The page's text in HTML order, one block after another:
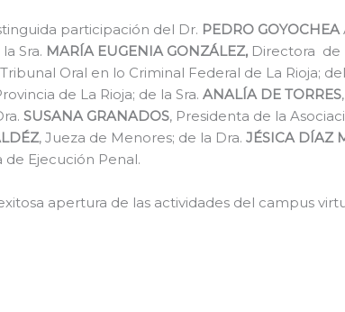
participación del Dr. PEDRO GOYOCHEA
la Sra. MARÍA EUGENIA GONZÁLEZ, Directora de
Oral en lo Criminal Federal de La Rioja;
de La Rioja; de la Sra. ANALÍA DE TORRES
SUSANA GRANADOS, Presidenta de la
, Jueza de Menores; de la Dra. JÉSICA DÍAZ
de Ejecución Penal.
apertura de las actividades del campus